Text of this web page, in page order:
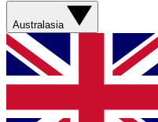
Australasia